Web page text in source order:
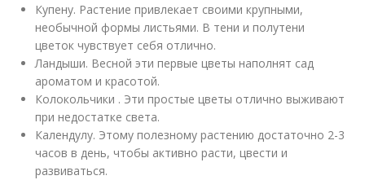
Купену. Растение привлекает своими крупными,
необычной формы листьями. В тени и полутени
цветок чувствует себя отлично.
Ландыши. Весной эти первые цветы наполнят сад
ароматом и красотой.
Колокольчики . Эти простые цветы отлично выживают
при недостатке света.
Календулу. Этому полезному растению достаточно 2-3
часов в день, чтобы активно расти, цвести и
развиваться.